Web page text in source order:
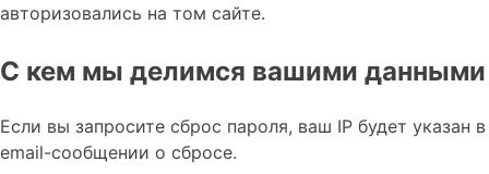
авторизовались на том сайте.
С кем мы делимся вашими данными
Если вы запросите сброс пароля, ваш IP будет указан в
email-сообщении о сбросе.